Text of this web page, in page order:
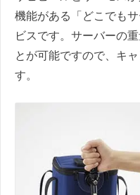
機能がある「どこでも
ビスです。サーバーの
とが可能ですので、キ
す。